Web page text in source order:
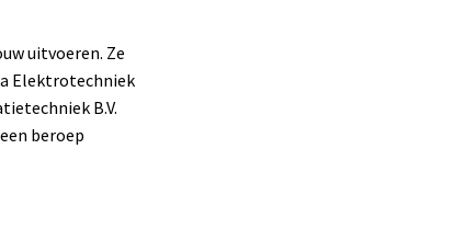
uitvoeren. Ze
Elektrotechniek
B.V.
beroep